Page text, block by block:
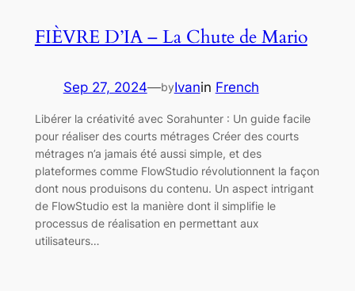
FIÈVRE D’IA – La Chute de Mario
Sep 27, 2024—byIvanin French
Libérer la créativité avec Sorahunter : Un guide facile
pour réaliser des courts métrages Créer des courts
métrages n’a jamais été aussi simple, et des
plateformes comme FlowStudio révolutionnent la façon
dont nous produisons du contenu. Un aspect intrigant
de FlowStudio est la manière dont il simplifie le
processus de réalisation en permettant aux
utilisateurs…